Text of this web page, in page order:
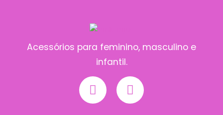
Acessórios para feminino, masculino e
infantil.